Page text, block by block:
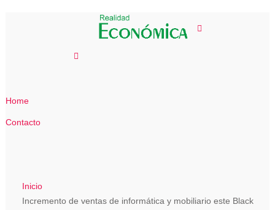
Home
Contacto
Inicio
Incremento de ventas de informática y mobiliario este Black